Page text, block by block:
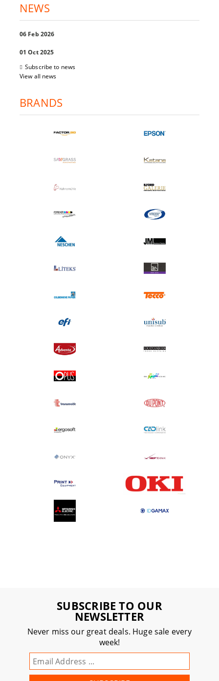
NEWS
06 Feb 2026
01 Oct 2025
Subscribe to news
View all news
BRANDS
SUBSCRIBE TO OUR
NEWSLETTER
Never miss our great deals. Huge sale every
week!